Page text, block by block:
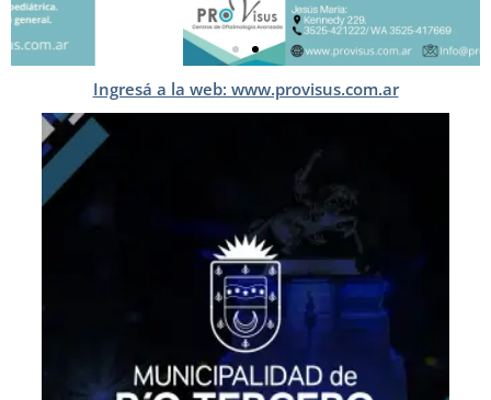
Ingresá a la web: www.provisus.com.ar